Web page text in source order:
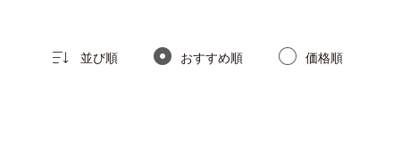
並び順 おすすめ順 価格順